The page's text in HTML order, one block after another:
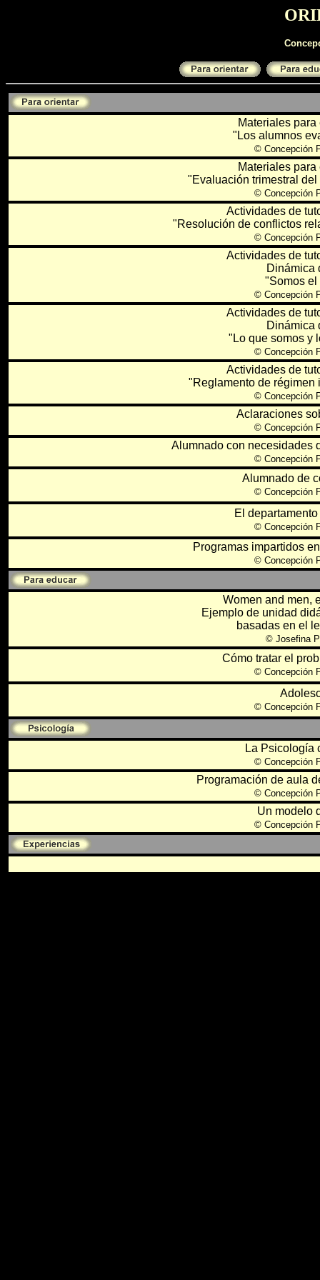
Materiales
"Los alumnos
© Concepción
Materiales
"Evaluación trimestral
© Concepción
Actividades de
"Resolución de conflictos
© Concepción
Actividades de
Dinámica
"Somos el
© Concepción
Actividades de
Dinámica
"Lo que somos y
© Concepción
Actividades de
"Reglamento de régimen
© Concepción
Aclaraciones
© Concepción
Alumnado con necesidades
© Concepción
Alumnado de
© Concepción
El
© Concepción
Programas impartidos
© Concepción
Women and men,
Ejemplo de unidad
basadas en el
© Josefina
Cómo tratar el
© Concepción
© Concepción
La Psicología
© Concepción
Programación de aula
© Concepción
Un modelo
© Concepción